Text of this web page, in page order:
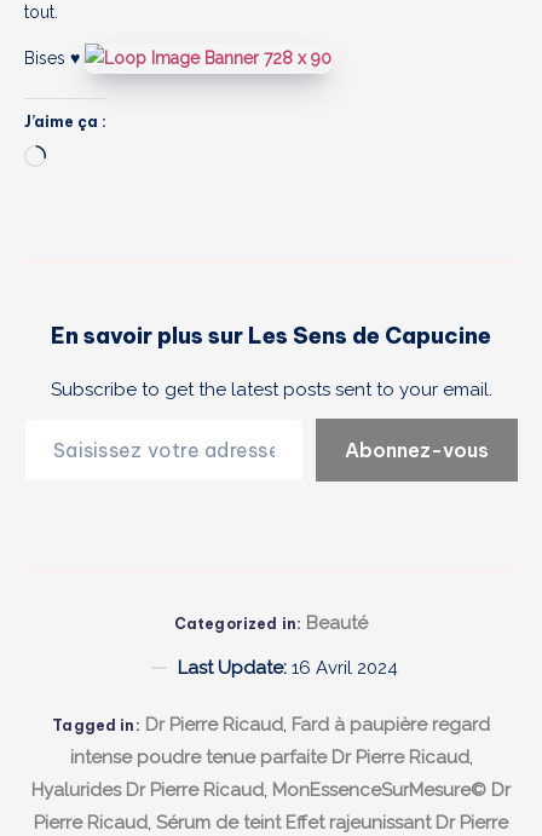
tout.
Bises ♥
J’aime ça :
Chargement…
En savoir plus sur Les Sens de Capucine
Subscribe to get the latest posts sent to your email.
Abonnez-vous
Categorized in: Beauté
Last Update:16 Avril 2024
Tagged in: Dr Pierre Ricaud, Fard à paupière regard
intense poudre tenue parfaite Dr Pierre Ricaud,
Hyalurides Dr Pierre Ricaud, MonEssenceSurMesure© Dr
Pierre Ricaud, Sérum de teint Effet rajeunissant Dr Pierre